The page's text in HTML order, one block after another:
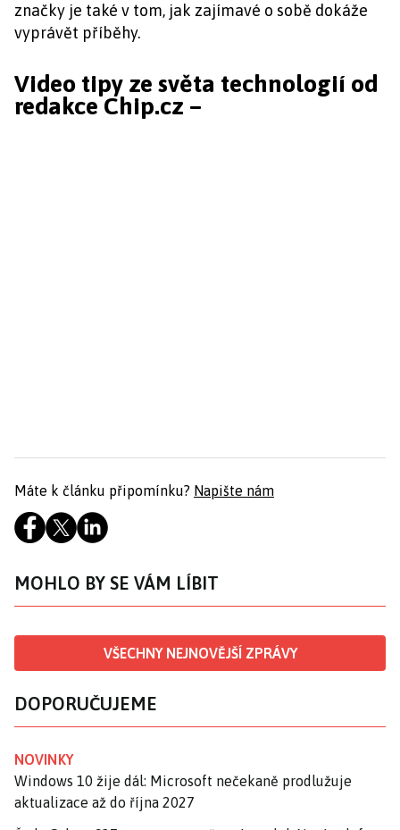
značky je také v tom, jak zajímavé o sobě dokáže
vyprávět příběhy.
Video tipy ze světa technologií od
redakce Chip.cz –
Máte k článku připomínku? Napište nám
MOHLO BY SE VÁM LÍBIT
VŠECHNY NEJNOVĚJŠÍ ZPRÁVY
DOPORUČUJEME
NOVINKY
Windows 10 žije dál: Microsoft nečekaně prodlužuje
aktualizace až do října 2027